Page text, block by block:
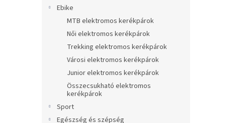
Ebike
MTB elektromos kerékpárok
Női elektromos kerékpárok
Trekking elektromos kerékpárok
Városi elektromos kerékpárok
Junior elektromos kerékpárok
Összecsukható elektromos
kerékpárok
Sport
Egészség és szépség